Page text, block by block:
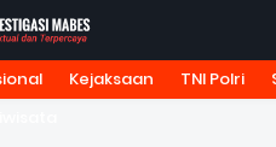
TENTANG KAMI REDAKSI
Kejaksaan TNI Polri